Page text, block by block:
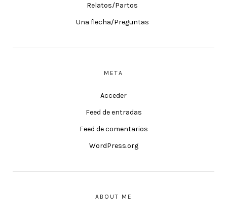
Relatos/Partos
Una flecha/Preguntas
META
Acceder
Feed de entradas
Feed de comentarios
WordPress.org
ABOUT ME